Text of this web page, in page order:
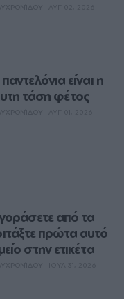
είναι η
τάση φέτος
από τα
πρώτα αυτό
στην ετικέτα